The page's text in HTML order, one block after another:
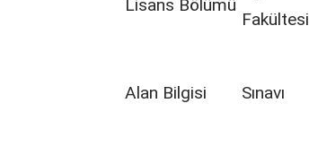
Lisans Bölümü
Fakültesi
Alan Bilgisi Sınavı